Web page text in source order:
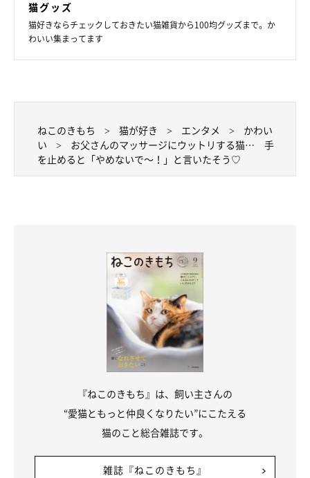
猫グッズ
猫好きならチェックしておきたい猫雑貨から100均グッズまで。か
わいい集まってます
ねこのきもち 猫が好き エンタメ
かわい
い
お父さんのマッサージにウットリする猫… 手
を止めると「やめないで～！」と言いたそう♡
『ねこのきもち』は、飼い主さんの
“愛猫ともっと仲良くなりたい”にこたえる
猫のこと総合雑誌です。
雑誌『ねこのきもち』